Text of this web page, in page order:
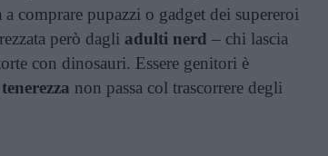
comprare pupazzi o gadget dei supereroi
però dagli adulti nerd – chi lascia
con dinosauri. Essere genitori è
tenerezza non passa col trascorrere degli